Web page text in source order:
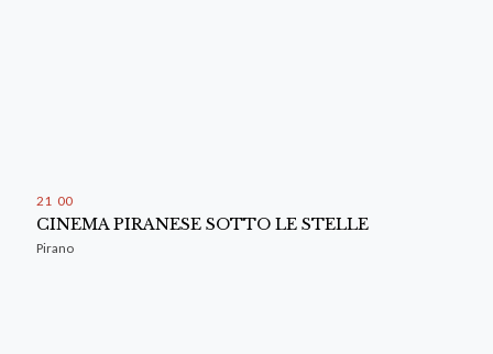
21 00
CINEMA PIRANESE SOTTO LE STELLE
Pirano